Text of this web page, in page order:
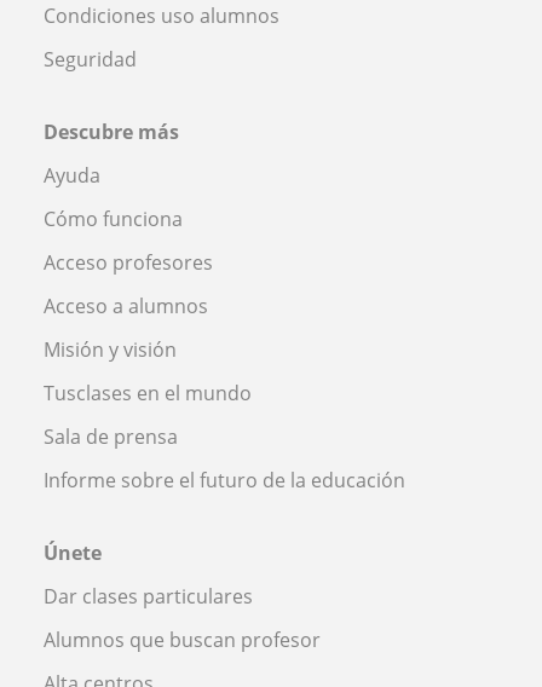
Condiciones uso alumnos
Seguridad
Descubre más
Ayuda
Cómo funciona
Acceso profesores
Acceso a alumnos
Misión y visión
Tusclases en el mundo
Sala de prensa
Informe sobre el futuro de la educación
Únete
Dar clases particulares
Alumnos que buscan profesor